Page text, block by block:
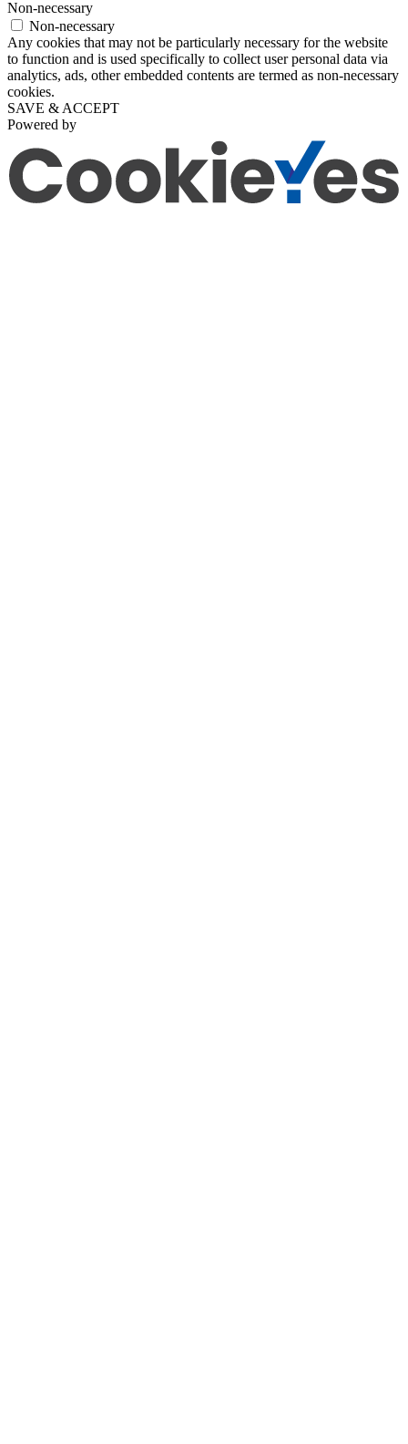
Non-necessary
Non-necessary
Any cookies that may not be particularly necessary for the website
to function and is used specifically to collect user personal data via
analytics, ads, other embedded contents are termed as non-necessary
cookies.
SAVE & ACCEPT
Powered by